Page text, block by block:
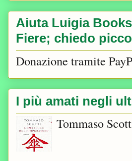
Aiuta Luigia
Fiere; chiedo
Donazione tramite
I più amati negli
Tommaso